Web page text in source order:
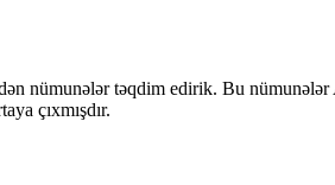
nümunələr təqdim edirik. Bu nümunələr
çıxmışdır.